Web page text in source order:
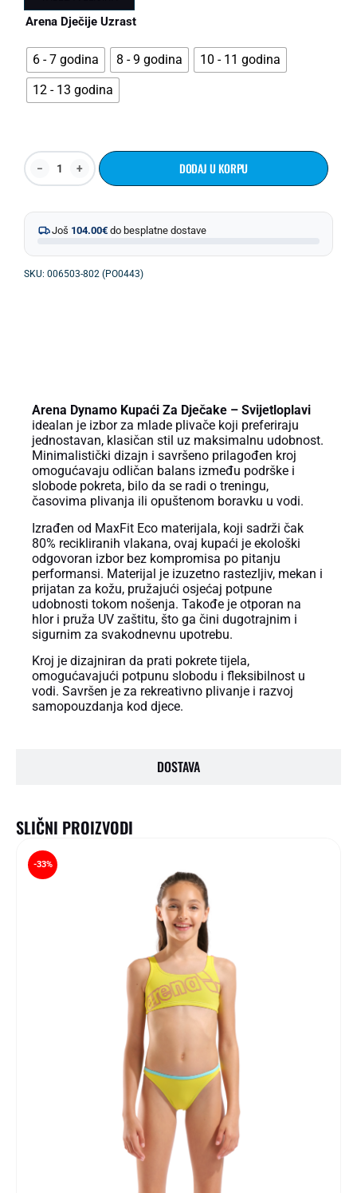
Arena Dječije Uzrast
6 - 7 godina 8 - 9 godina
10 - 11 godina
12 - 13 godina
DODAJ U KORPU
Još 104.00€ do besplatne dostave
SKU: 006503-802 (PO0443)
DOSTAVA
Arena Dynamo Kupaći Za Dječake – Svijetloplavi
idealan je izbor za mlade plivače koji preferiraju
jednostavan, klasičan stil uz maksimalnu udobnost.
Minimalistički dizajn i savršeno prilagođen kroj
omogućavaju odličan balans između podrške i
slobode pokreta, bilo da se radi o treningu,
časovima plivanja ili opuštenom boravku u vodi.
Izrađen od MaxFit Eco materijala, koji sadrži čak
80% recikliranih vlakana, ovaj kupaći je ekološki
odgovoran izbor bez kompromisa po pitanju
performansi. Materijal je izuzetno rastezljiv, mekan i
prijatan za kožu, pružajući osjećaj potpune
udobnosti tokom nošenja. Takođe je otporan na
hlor i pruža UV zaštitu, što ga čini dugotrajnim i
sigurnim za svakodnevnu upotrebu.
Kroj je dizajniran da prati pokrete tijela,
omogućavajući potpunu slobodu i fleksibilnost u
vodi. Savršen je za rekreativno plivanje i razvoj
samopouzdanja kod djece.
SLIČNI PROIZVODI
-33%